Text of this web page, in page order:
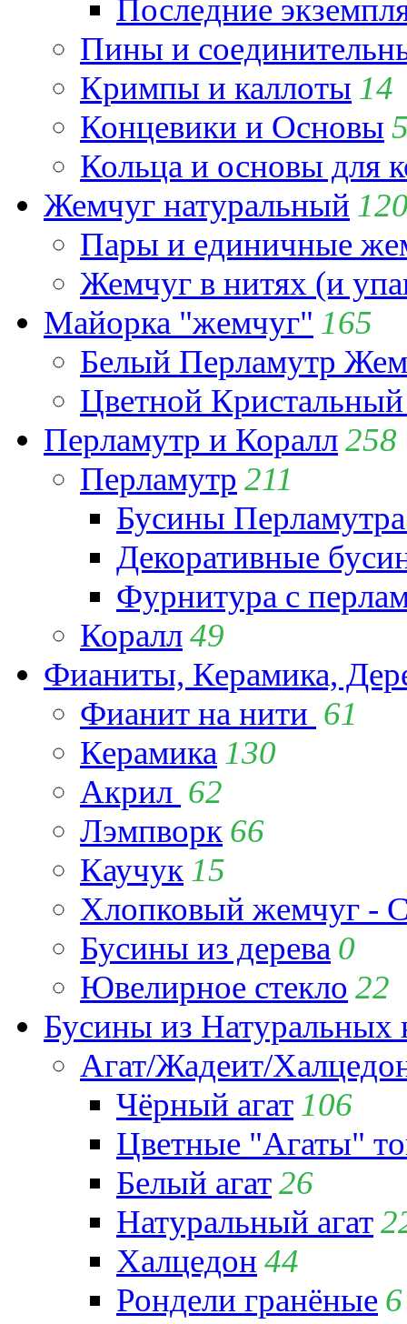
Последние
Пины и
Кримпы и каллоты 14
Концевики и Основы
Кольца и основы для
Жемчуг натуральный
Пары и единичные
Жемчуг в нитях (и
Майорка "жемчуг" 165
Белый Перламутр
Цветной
Перламутр и Коралл258
Перламутр 211
Бусины
Декоративные
Фурнитура с
Коралл49
Фианиты, Керамика,
Фианит на нити 61
Керамика 130
Акрил 62
Лэмпворк 66
Каучук 15
Хлопковый жемчуг -
Бусины из дерева 0
Ювелирное стекло 22
Бусины из Натуральных
Агат/Жадеит/
Чёрный агат 106
Цветные "Агаты"
Белый агат26
Натуральный агат
Халцедон 44
Рондели гранёные 6